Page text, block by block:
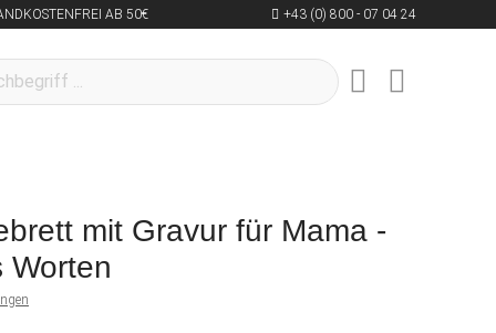
AB 50€ +43 (0) 800 - 07 04 24
mit Gravur für Mama -
Worten